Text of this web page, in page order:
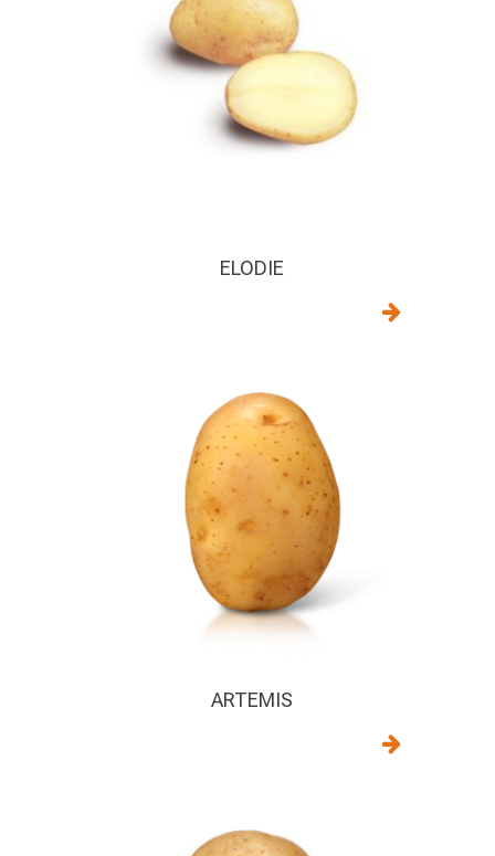
ELODIE
ARTEMIS